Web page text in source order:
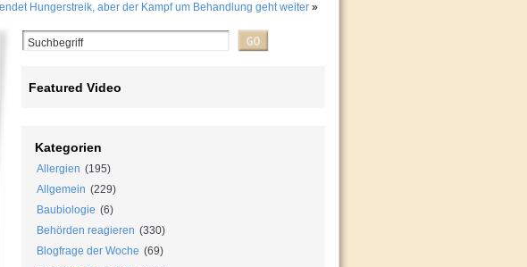
Hungerstreik, aber der Kampf um Behandlung geht weiter»
Featured Video
Kategorien
Allergien (195)
Allgemein (229)
Baubiologie (6)
Behörden reagieren (330)
Blogfrage der Woche (69)